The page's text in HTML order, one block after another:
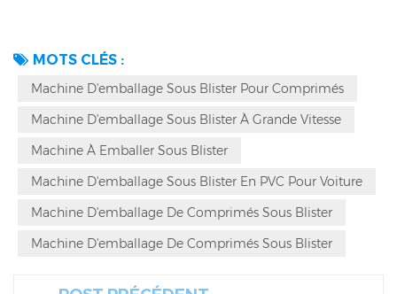
MOTS CLÉS :
Machine D'emballage Sous Blister Pour Comprimés
Machine D'emballage Sous Blister À Grande Vitesse
Machine À Emballer Sous Blister
Machine D'emballage Sous Blister En PVC Pour Voiture
Machine D'emballage De Comprimés Sous Blister
Machine D'emballage De Comprimés Sous Blister